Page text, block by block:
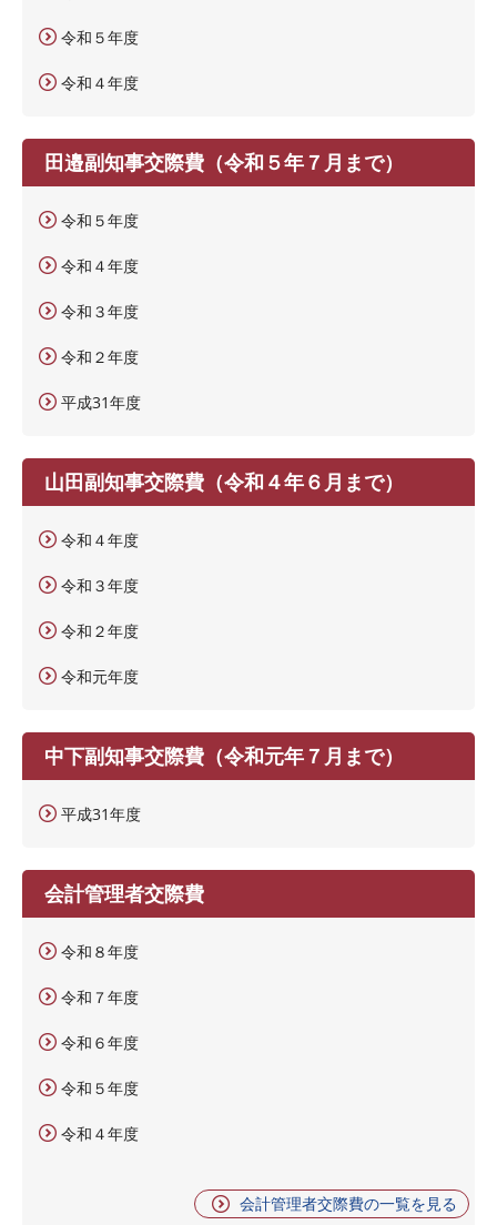
令和５年度
令和４年度
田邉副知事交際費（令和５年７月まで）
令和５年度
令和４年度
令和３年度
令和２年度
平成31年度
山田副知事交際費（令和４年６月まで）
令和４年度
令和３年度
令和２年度
令和元年度
中下副知事交際費（令和元年７月まで）
平成31年度
会計管理者交際費
令和８年度
令和７年度
令和６年度
令和５年度
令和４年度
会計管理者交際費の一覧を見る